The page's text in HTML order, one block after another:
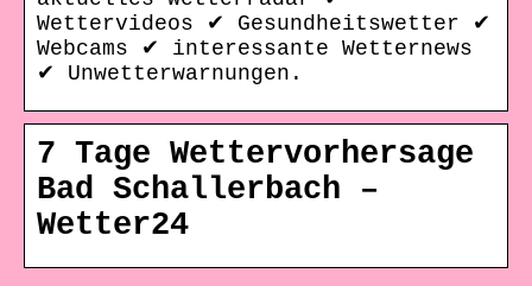
Wettervideos ✔ Gesundheitswetter ✔
Webcams ✔ interessante Wetternews
✔ Unwetterwarnungen.
7 Tage Wettervorhersage
Bad Schallerbach –
Wetter24